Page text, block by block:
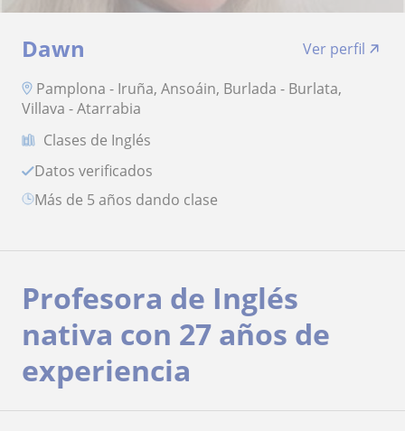
Dawn
Ver perfil
Pamplona - Iruña, Ansoáin, Burlada - Burlata,
Villava - Atarrabia
Clases de Inglés
Datos verificados
más de 5 años dando clase
Profesora de Inglés
nativa con 27 años de
experiencia